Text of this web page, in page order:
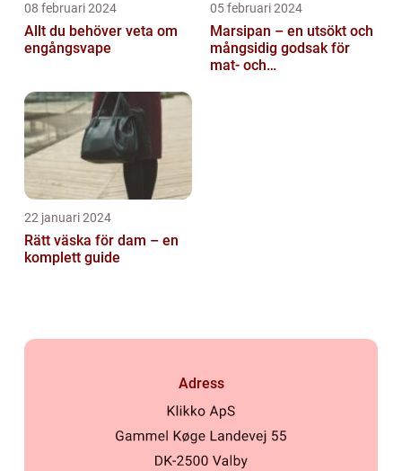
08 februari 2024
Allt du behöver veta om
engångsvape
05 februari 2024
Marsipan – en utsökt och
mångsidig godsak för
mat- och
22 januari 2024
Rätt väska för dam – en
komplett guide
Adress